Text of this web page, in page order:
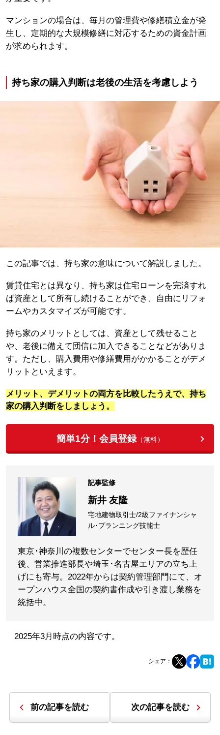
マンションの場合は、毎月の管理費や修繕積立金が発
生し、定期的な大規模修繕に対応するための資金計画
が求められます。
持ち家の購入判断は老後の生活を考慮しよう
この記事では、持ち家の意味について解説しました。
賃貸住宅とは異なり、持ち家は住宅ローンを完済すれ
ば資産として所有し続けることができ、自由にリフォ
ームやカスタマイズが可能です。
持ち家のメリットとしては、資産として残せること
や、老後に備えて団信に加入できることなどがありま
す。ただし、購入費用や修繕費用がかかることがデメ
リットといえます。
メリット、デメリットの両方を比較したうえで、持ち
家の購入判断をしましょう。
簡単1分！会員登録（無料）
記事監修
新井 友隆
宅地建物取引士/2級ファイナンシャ
ル･プランニング技能士
東京･神奈川の複数センターでセンター長を歴任
後、営業推進部長や埼玉･名古屋エリアの立ち上
げにも寄与。2022年からは契約管理部門にて、オ
ープンハウス全国の契約書作成や引き渡し業務を
統括中。
2025年3月時点の内容です。
シェア：
前の記事を読む 次の記事を読む